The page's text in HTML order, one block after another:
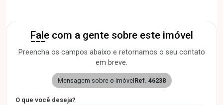
Fale com a gente sobre este imóvel
Preencha os campos abaixo e retornamos o seu contato
em breve.
Mensagem sobre o imóvel Ref. 46238
O que você deseja?